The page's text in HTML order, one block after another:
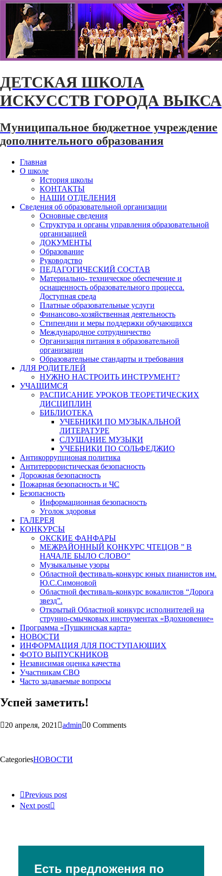
ДЕТСКАЯ ШКОЛА
ИСКУССТВ ГОРОДА ВЫКСА
Муниципальное бюджетное учреждение
дополнительного образования
Главная
О школе
История школы
КОНТАКТЫ
НАШИ ОТДЕЛЕНИЯ
Сведения об образовательной организации
Основные сведения
Структура и органы управления образовательной
организацией
ДОКУМЕНТЫ
Образование
Руководство
ПЕДАГОГИЧЕСКИЙ СОСТАВ
Материально- техническое обеспечение и
оснащенность образовательного процесса.
Доступная среда
Платные образовательные услуги
Финансово-хозяйственная деятельность
Стипендии и меры поддержки обучающихся
Международное сотрудничество
Организация питания в образовательной
организации
Образовательные стандарты и требования
ДЛЯ РОДИТЕЛЕЙ
НУЖНО НАСТРОИТЬ ИНСТРУМЕНТ?
УЧАЩИМСЯ
РАСПИСАНИЕ УРОКОВ ТЕОРЕТИЧЕСКИХ
ДИСЦИПЛИН
БИБЛИОТЕКА
УЧЕБНИКИ ПО МУЗЫКАЛЬНОЙ
ЛИТЕРАТУРЕ
СЛУШАНИЕ МУЗЫКИ
УЧЕБНИКИ ПО СОЛЬФЕДЖИО
Антикоррупционая политика
Антитеррористическая безопасность
Дорожная безопасность
Пожарная безопасность и ЧС
Безопасность
Информационная безопасность
Уголок здоровья
ГАЛЕРЕЯ
КОНКУРСЫ
ОКСКИЕ ФАНФАРЫ
МЕЖРАЙОННЫЙ КОНКУРС ЧТЕЦОВ ” В
НАЧАЛЕ БЫЛО СЛОВО”
Музыкальные узоры
Областной фестиваль-конкурс юных пианистов им.
Ю.С.Симоновой
Областной фестиваль-конкурс вокалистов “Дорога
звезд”.
Открытый Областной конкурс исполнителей на
струнно-смычковых инструментах «Вдохновение»
Программа «Пушкинская карта»
НОВОСТИ
ИНФОРМАЦИЯ ДЛЯ ПОСТУПАЮЩИХ
ФОТО ВЫПУСКНИКОВ
Независимая оценка качества
Участникам СВО
Часто задаваемые вопросы
Успей заметить!
20 апреля, 2021 admin 0 Comments
CategoriesНОВОСТИ
Previous post
Next post
Есть предложения по